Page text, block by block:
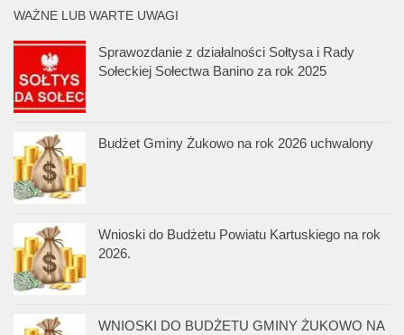
WAŻNE LUB WARTE UWAGI
Sprawozdanie z działalności Sołtysa i Rady
Sołeckiej Sołectwa Banino za rok 2025
Budżet Gminy Żukowo na rok 2026 uchwalony
Wnioski do Budżetu Powiatu Kartuskiego na rok
2026.
WNIOSKI DO BUDŻETU GMINY ŻUKOWO NA